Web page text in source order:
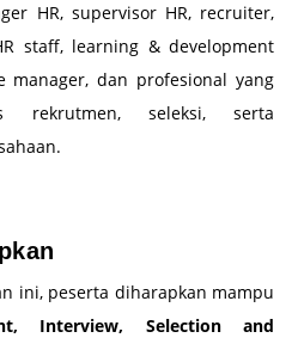
HR, supervisor HR, recruiter,
staff, learning & development
manager, dan profesional yang
rekrutmen, seleksi, serta
ini, peserta diharapkan mampu
Interview, Selection and